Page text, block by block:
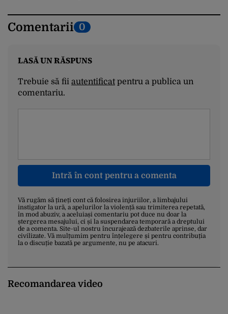
Comentarii 0
LASĂ UN RĂSPUNS
Trebuie să fii autentificatpentru a publica un
comentariu.
Intră în cont pentru a comenta
Vă rugăm să țineți cont că folosirea injuriilor, a limbajului
instigator la ură, a apelurilor la violență sau trimiterea repetată,
în mod abuziv, a aceluiași comentariu pot duce nu doar la
ștergerea mesajului, ci și la suspendarea temporară a dreptului
de a comenta. Site-ul nostru încurajează dezbaterile aprinse, dar
civilizate. Vă mulțumim pentru înțelegere și pentru contribuția
la o discuție bazată pe argumente, nu pe atacuri.
Recomandarea video